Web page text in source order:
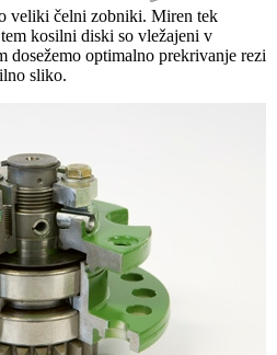
veliki čelni zobniki. Miren tek
kosilni diski so vležajeni v
dosežemo optimalno prekrivanje rezi
sliko.